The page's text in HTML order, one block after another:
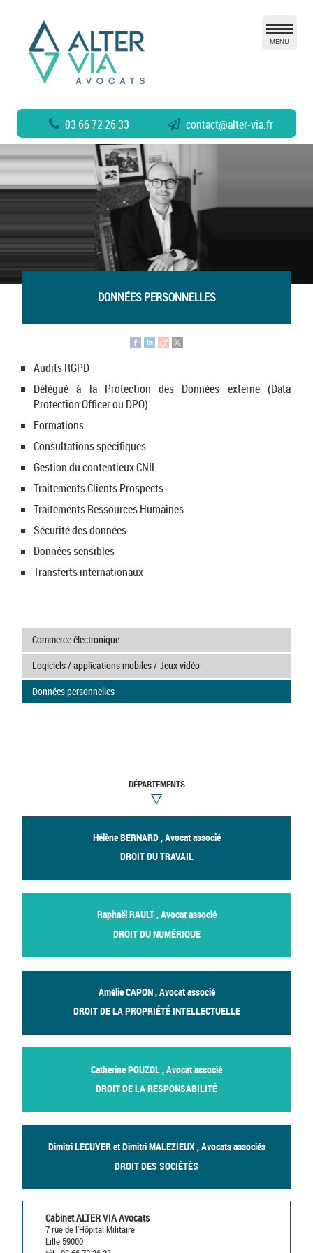
03 66 72 26 33 contact@alter-via.fr
MENU
DONNÉES PERSONNELLES
Audits RGPD
Délégué à la Protection des Données externe (Data
Protection Officer ou DPO)
Formations
Consultations spécifiques
Gestion du contentieux CNIL
Traitements Clients Prospects
Traitements Ressources Humaines
Sécurité des données
Données sensibles
Transferts internationaux
Commerce électronique
Logiciels / applications mobiles / Jeux vidéo
Données personnelles
DÉPARTEMENTS
Hélène BERNARD , Avocat associé
DROIT DU TRAVAIL
Raphaël RAULT , Avocat associé
DROIT DU NUMÉRIQUE
Amélie CAPON , Avocat associé
DROIT DE LA PROPRIÉTÉ INTELLECTUELLE
Catherine POUZOL , Avocat associé
DROIT DE LA RESPONSABILITÉ
Dimitri LECUYER et Dimitri MALEZIEUX , Avocats associés
DROIT DES SOCIÉTÉS
Cabinet ALTER VIA Avocats
7 rue de l’Hôpital Militaire
Lille 59000